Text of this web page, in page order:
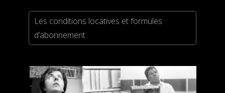
Les conditions locatives et formules
d’abonnement